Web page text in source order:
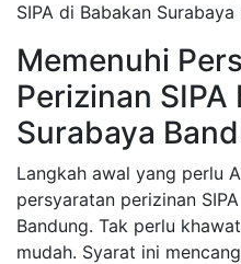
SIPA di Babakan Surabaya
Memenuhi
Perizinan SIPA
Surabaya
Langkah awal yang perlu
persyaratan perizinan
Bandung. Tak perlu
mudah. Syarat ini